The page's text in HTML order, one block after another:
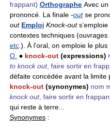
frappant) Orthographe Avec un
prononcé. La finale -outse
out Emploi Knock-outs’emploie
contextes techniques
etc .). À l’oral, on emploie le
O. ● knock-out (expressions)
to knock out, faire sortir en
défaite concédée avant la
knock-out (synonymes) nom
knock out, faire sortir en
qui reste à terre...
Synonymes :